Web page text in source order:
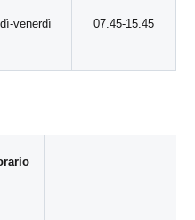
venerdì 07.45-15.45